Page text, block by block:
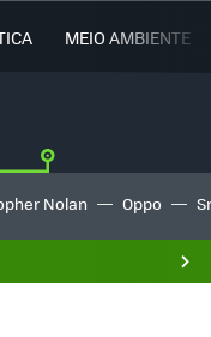
MEIO AMBIENTE
Nolan Oppo